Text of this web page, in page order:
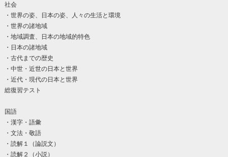
社会
・世界の姿、日本の姿、人々の生活と環境
・世界の諸地域
・地域調査、日本の地域的特色
・日本の諸地域
・古代までの歴史
・中世・近世の日本と世界
・近代・現代の日本と世界
総復習テスト
国語
・漢字・語彙
・文法・敬語
・読解１（論説文）
・読解２（小説）